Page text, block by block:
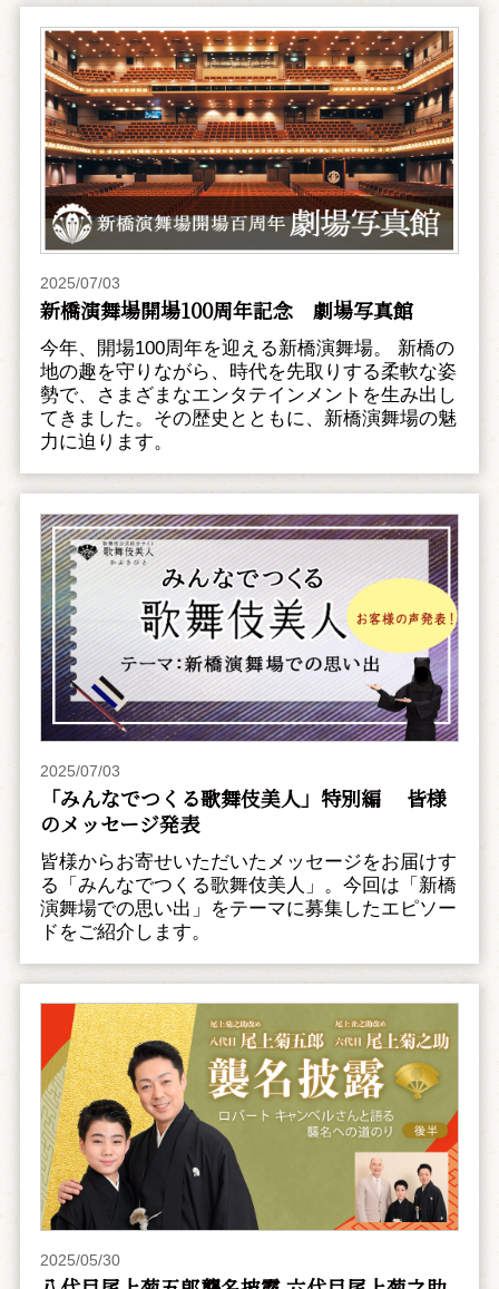
2025/07/03
新橋演舞場開場100周年記念 劇場写真館
今年、開場100周年を迎える新橋演舞場。 新橋の
地の趣を守りながら、時代を先取りする柔軟な姿
勢で、さまざまなエンタテインメントを生み出し
てきました。その歴史とともに、新橋演舞場の魅
力に迫ります。
2025/07/03
「みんなでつくる歌舞伎美人」特別編 皆様
のメッセージ発表
皆様からお寄せいただいたメッセージをお届けす
る「みんなでつくる歌舞伎美人」。今回は「新橋
演舞場での思い出」をテーマに募集したエピソー
ドをご紹介します。
2025/05/30